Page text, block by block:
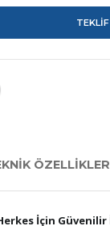
ÖZELLİKLER
İçin